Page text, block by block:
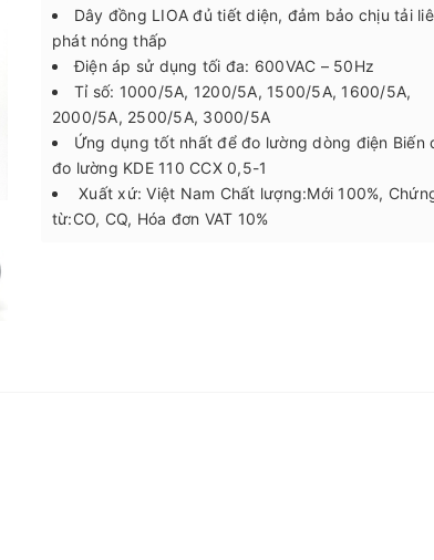
Dây đồng LIOA đủ tiết diện, đảm bảo chịu tải
phát nóng thấp
Điện áp sử dụng tối đa: 600VAC – 50Hz
Tỉ số: 1000/5A, 1200/5A, 1500/5A, 1600/5A,
2000/5A, 2500/5A, 3000/5A
Ứng dụng tốt nhất để đo lường dòng điện Biến
đo lường KDE 110 CCX 0,5-1
Xuất xứ: Việt Nam Chất lượng:Mới 100%,
từ:CO, CQ, Hóa đơn VAT 10%